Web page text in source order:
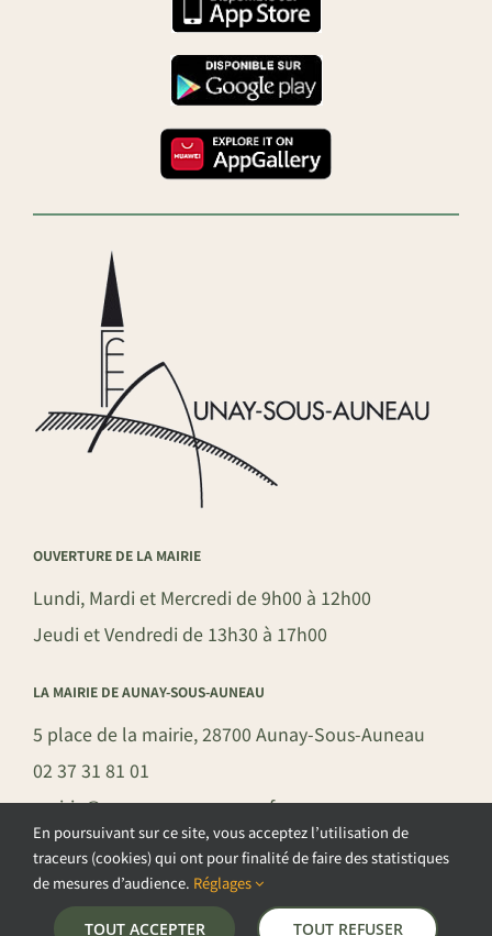
OUVERTURE DE LA MAIRIE
Lundi, Mardi et Mercredi de 9h00 à 12h00
Jeudi et Vendredi de 13h30 à 17h00
LA MAIRIE DE AUNAY-SOUS-AUNEAU
5 place de la mairie, 28700 Aunay-Sous-Auneau
02 37 31 81 01
mairie@aunay-sous-auneau.fr
©COPYRIGHT 2026 – COMMUNE DE AUNAY-SOUS-AUNEAU –
En poursuivant sur ce site, vous acceptez l’utilisation de
traceurs (cookies) qui ont pour finalité de faire des statistiques
de mesures d’audience. Réglages
TOUT ACCEPTER TOUT REFUSER